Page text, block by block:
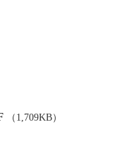
（1,709KB）